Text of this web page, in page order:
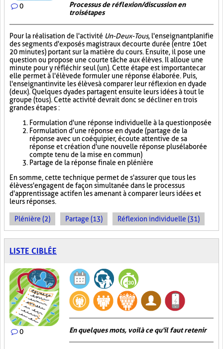
0
Processus de réflexion/discussion en
trois étapes
Pour la réalisation de l'activité Un-Deux-Tous, l'enseignant planifie
des segments d'exposés magistraux de courte durée (entre 10 et
20 minutes) portant sur la matière du cours. Ensuite, il pose une
question ou propose une courte tâche aux élèves. Il alloue une
minute pour y réfléchir seul (un). Cette étape est importante car
elle permet à l'élève de formuler une réponse élaborée. Puis,
l'enseignant invite les élèves à comparer leur réflexion en dyade
(deux). Quelques dyades partagent ensuite leurs idées à tout le
groupe (tous). Cette activité devrait donc se décliner en trois
grandes étapes :
Formulation d'une réponse individuelle à la question posée
Formulation d’une réponse en dyade (partage de la
réponse avec un coéquipier, écoute attentive de sa
réponse et création d'une nouvelle réponse plus élaborée
compte tenu de la mise en commun)
Partage de la réponse finale en plénière
En somme, cette technique permet de s'assurer que tous les
élèves s'engagent de façon simultanée dans le processus
d'apprentissage actif en les amenant à comparer leurs idées et
leurs réponses.
Plénière (2) Partage (13) Réflexion individuelle (31)
LISTE CIBLÉE
0 En quelques mots, voilà ce qu'il faut retenir